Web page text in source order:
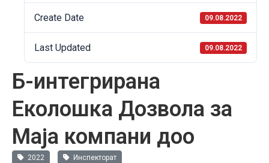
Create Date 09.08.2022
Last Updated 09.08.2022
Б-интегрирана
Еколошка Дозвола за
Маја компани доо
2022 Инспекторат